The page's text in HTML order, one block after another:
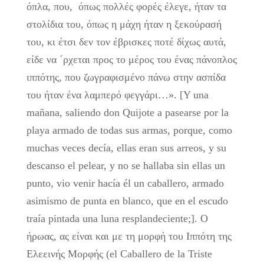
όπλα, που, όπως πολλές φορές έλεγε, ήταν τα
στολίδια του, όπως η μάχη ήταν η ξεκούρασή
του, κι έτσι δεν τον έβρισκες ποτέ δίχως αυτά,
είδε να ΄ρχεται προς το μέρος του ένας πάνοπλος
ιππότης, που ζωγραφισμένο πάνω στην ασπίδα
του ήταν ένα λαμπερό φεγγάρι…». [Y una
mañana, saliendo don Quijote a pasearse por la
playa armado de todas sus armas, porque, como
muchas veces decía, ellas eran sus arreos, y su
descanso el pelear, y no se hallaba sin ellas un
punto, vio venir hacía él un caballero, armado
asimismo de punta en blanco, que en el escudo
traía pintada una luna resplandeciente;]. Ο
ήρωας, ας είναι και με τη μορφή του Ιππότη της
Ελεεινής Μορφής (el Caballero de la Triste